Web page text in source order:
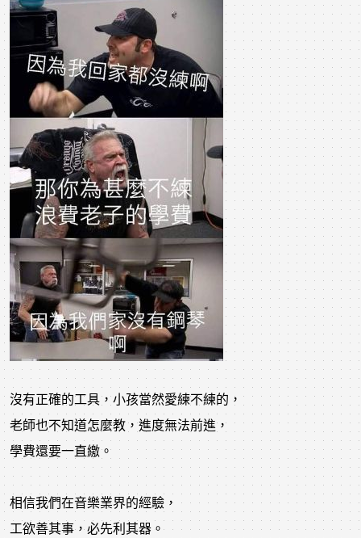
沒有正確的工具，小孩當然愛練不練的，
老師也不知道怎麼教，進度無法前進，
學費還要一直繳。
相信我們在音樂業界的經驗，
工欲善其事，必先利其器。